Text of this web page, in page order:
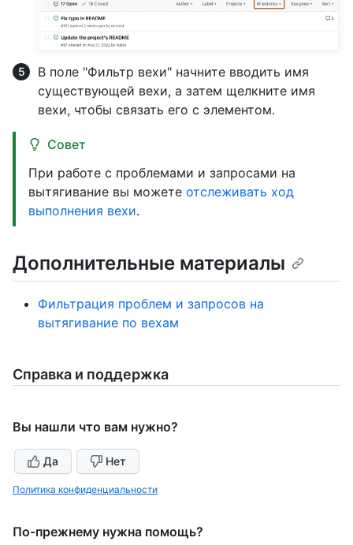
В поле "Фильтр вехи" начните вводить имя
существующей вехи, а затем щелкните имя
вехи, чтобы связать его с элементом.
Совет
При работе с проблемами и запросами на
вытягивание вы можете отслеживать ход
выполнения вехи.
Дополнительные материалы
Фильтрация проблем и запросов на
вытягивание по вехам
Справка и поддержка
Вы нашли что вам нужно?
Да Нет
Политика конфиденциальности
По-прежнему нужна помощь?